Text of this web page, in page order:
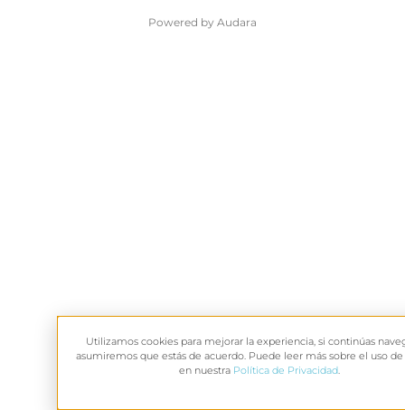
Powered by Audara
Utilizamos cookies para mejorar la experiencia, si continúas
asumiremos que estás de acuerdo. Puede leer más sobre el uso
en nuestra Política de Privacidad.